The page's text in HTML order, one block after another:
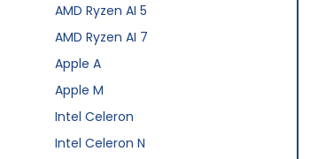
AMD Ryzen AI 5
AMD Ryzen AI 7
Apple A
Apple M
Intel Celeron
Intel Celeron N